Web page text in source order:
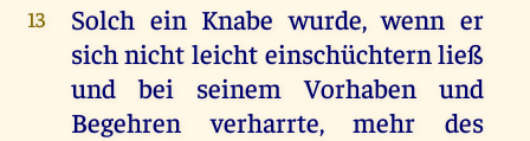
13
Solch ein Knabe wurde, wenn er
sich nicht leicht einschüchtern ließ
und bei seinem Vorhaben und
Begehren verharrte, mehr des